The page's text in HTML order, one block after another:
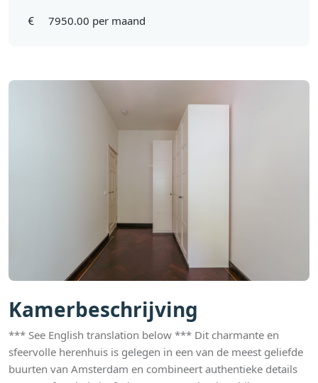
Kamerbeschrijving
*** See English translation below *** Dit charmante en
sfeervolle herenhuis is gelegen in een van de meest geliefde
buurten van Amsterdam en combineert authentieke details
7950.00 per maand